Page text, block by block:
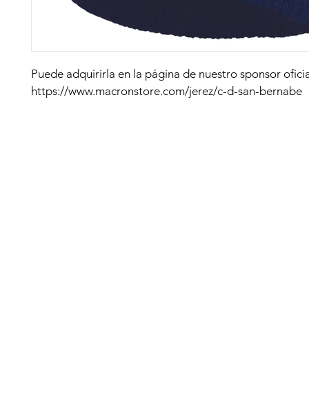
Puede adquirirla en la página de nuestro sponsor
https://www.macronstore.com/jerez/c-d-san-bernabe